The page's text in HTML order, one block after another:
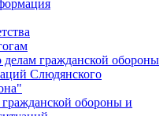
гражданской обороны
Слюдянского
обороны и